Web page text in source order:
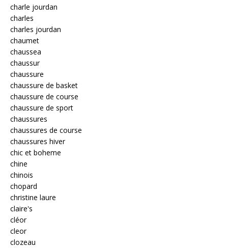
charle jourdan
charles
charles jourdan
chaumet
chaussea
chaussur
chaussure
chaussure de basket
chaussure de course
chaussure de sport
chaussures
chaussures de course
chaussures hiver
chic et boheme
chine
chinois
chopard
christine laure
claire's
cléor
cleor
clozeau